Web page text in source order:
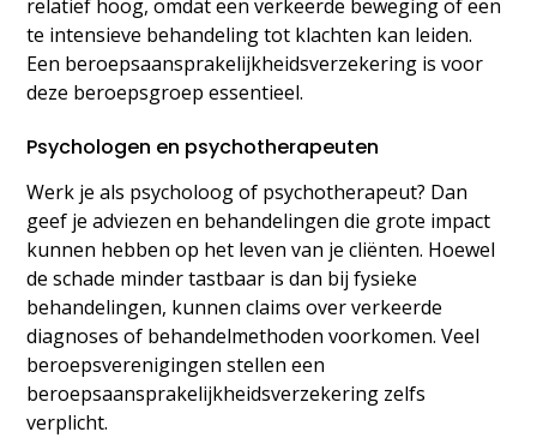
relatief hoog, omdat een verkeerde beweging of een
te intensieve behandeling tot klachten kan leiden.
Een beroepsaansprakelijkheidsverzekering is voor
deze beroepsgroep essentieel.
Psychologen en psychotherapeuten
Werk je als psycholoog of psychotherapeut? Dan
geef je adviezen en behandelingen die grote impact
kunnen hebben op het leven van je cliënten. Hoewel
de schade minder tastbaar is dan bij fysieke
behandelingen, kunnen claims over verkeerde
diagnoses of behandelmethoden voorkomen. Veel
beroepsverenigingen stellen een
beroepsaansprakelijkheidsverzekering zelfs
verplicht.